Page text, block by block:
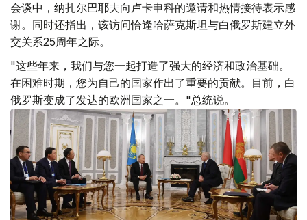
会谈中，纳扎尔巴耶夫向卢卡申科的邀请和热情接待表示感
谢。同时还指出，该访问恰逢哈萨克斯坦与白俄罗斯建立外
交关系25周年之际。
"这些年来，我们与您一起打造了强大的经济和政治基础。
在困难时期，您为自己的国家作出了重要的贡献。目前，白
俄罗斯变成了发达的欧洲国家之一。"总统说。